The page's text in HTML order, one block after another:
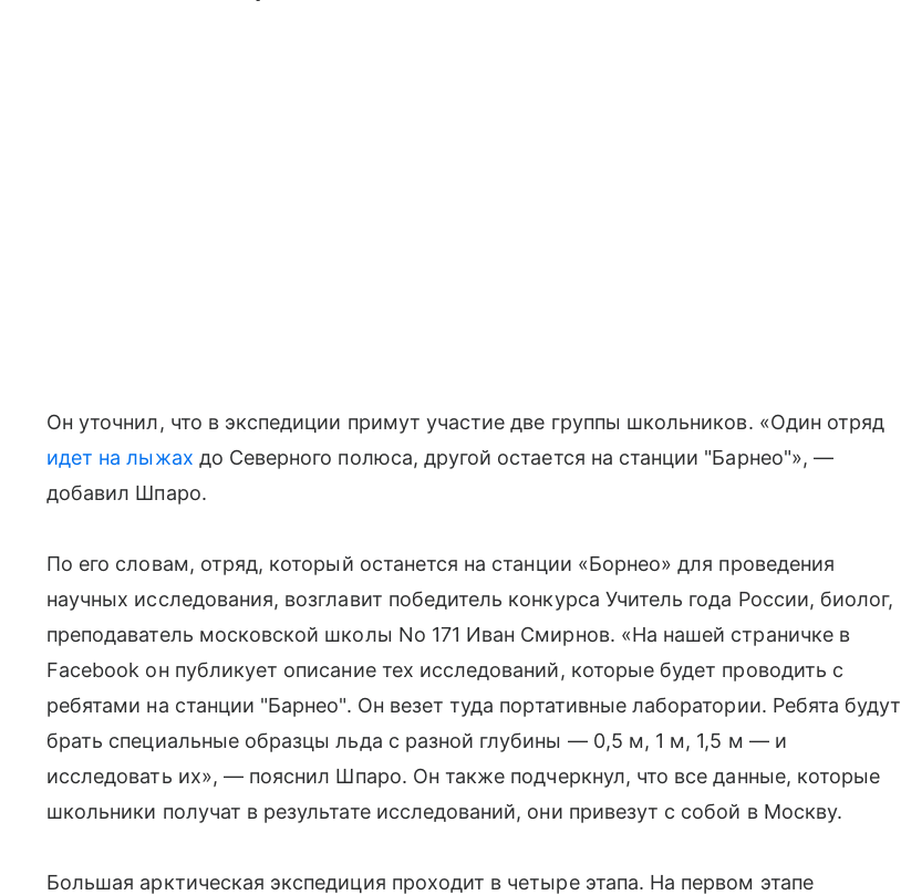
Он уточнил, что в экспедиции примут участие две группы школьников. «Один отряд
идет на лыжах до Северного полюса, другой остается на станции "Барнео"», —
добавил Шпаро.
По его словам, отряд, который останется на станции «Борнео» для проведения
научных исследования, возглавит победитель конкурса Учитель года России, биолог,
преподаватель московской школы No 171 Иван Смирнов. «На нашей страничке в
Facebook он публикует описание тех исследований, которые будет проводить с
ребятами на станции "Барнео". Он везет туда портативные лаборатории. Ребята будут
брать специальные образцы льда с разной глубины — 0,5 м, 1 м, 1,5 м — и
исследовать их», — пояснил Шпаро. Он также подчеркнул, что все данные, которые
школьники получат в результате исследований, они привезут с собой в Москву.
Большая арктическая экспедиция проходит в четыре этапа. На первом этапе